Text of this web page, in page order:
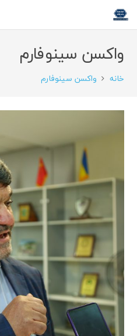
واکسن سینوفارم
خانه واکسن سینوفارم